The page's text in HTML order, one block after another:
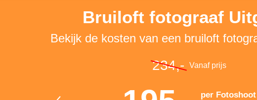
Bruiloft fotograaf
Bekijk de kosten van een bruiloft
234,- Vanaf prijs
per Fotoshoot